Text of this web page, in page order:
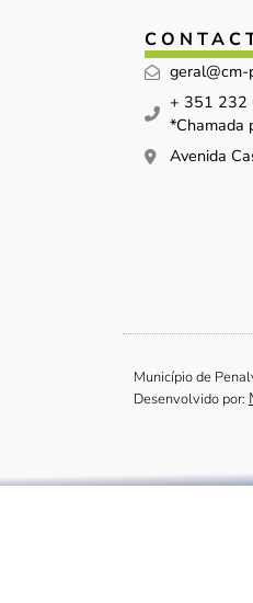
+ 351 232
*Chamada
Avenida
Município de
Desenvolvido por: